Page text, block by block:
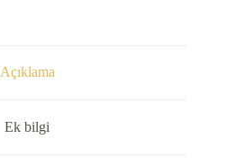
Açıklama
Ek bilgi